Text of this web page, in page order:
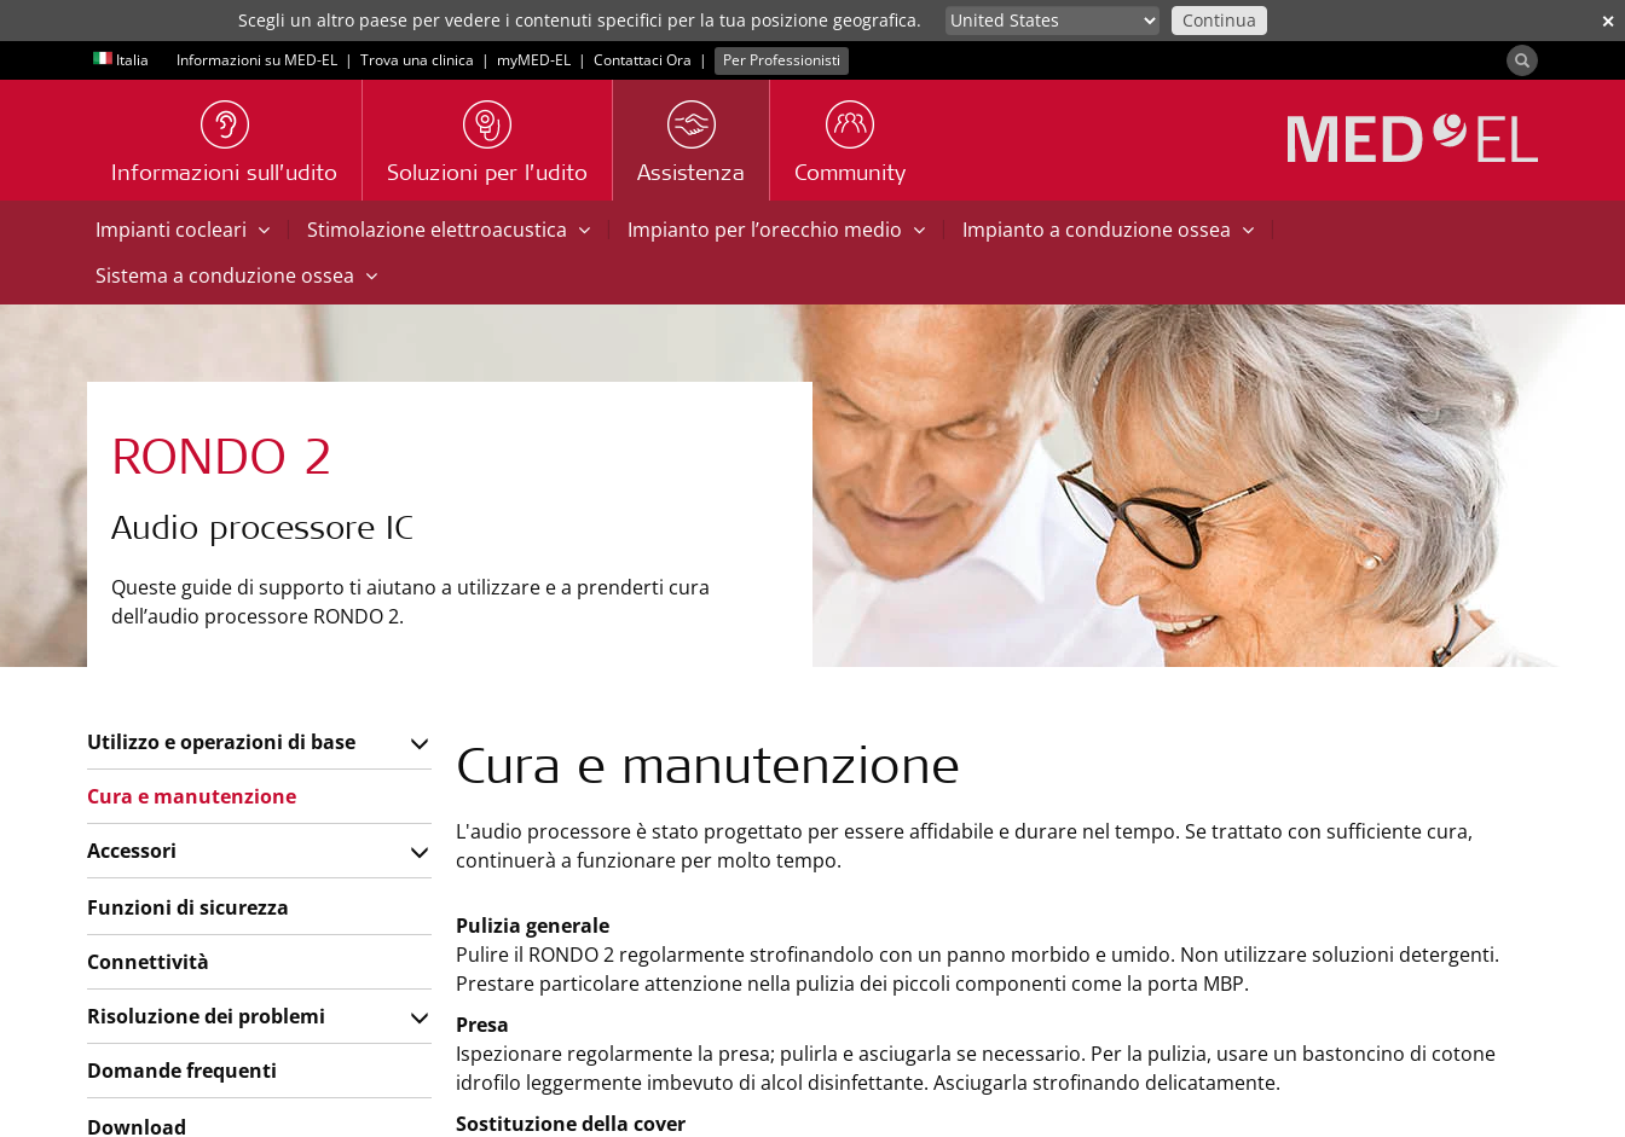
✕
Scegli un altro paese per vedere i contenuti specifici per la tua posizione geografica. Continua
Italia Informazioni su MED-EL | Trova una clinica | myMED‑EL | Contattaci Ora | Per Professionisti
Informazioni sull’udito Soluzioni per l’udito Assistenza Community
Impianti cocleari | Stimolazione elettroacustica | Impianto per l’orecchio medio | Impianto a conduzione ossea
|
Sistema a conduzione ossea
RONDO 2
Audio processore IC
Queste guide di supporto ti aiutano a utilizzare e a prenderti cura
dell’audio processore RONDO 2.
Cura e manutenzione
L'audio processore è stato progettato per essere affidabile e durare nel tempo. Se trattato con sufficiente cura,
continuerà a funzionare per molto tempo.
Pulizia generale
Pulire il RONDO 2 regolarmente strofinandolo con un panno morbido e umido. Non utilizzare soluzioni detergenti.
Prestare particolare attenzione nella pulizia dei piccoli componenti come la porta MBP.
Presa
Ispezionare regolarmente la presa; pulirla e asciugarla se necessario. Per la pulizia, usare un bastoncino di cotone
idrofilo leggermente imbevuto di alcol disinfettante. Asciugarla strofinando delicatamente.
Sostituzione della cover
Utilizzo e operazioni di base
Cura e manutenzione
Accessori
Funzioni di sicurezza
Connettività
Risoluzione dei problemi
Domande frequenti
Download